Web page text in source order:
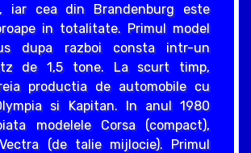
iar cea din Brandenburg este
in totalitate. Primul model
dupa razboi consta intr-un
de 1,5 tone. La scurt timp,
productia de automobile cu
si Kapitan. In anul 1980
modelele Corsa (compact),
(de talie mijlocie). Primul